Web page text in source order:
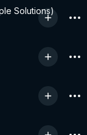
Solutions)